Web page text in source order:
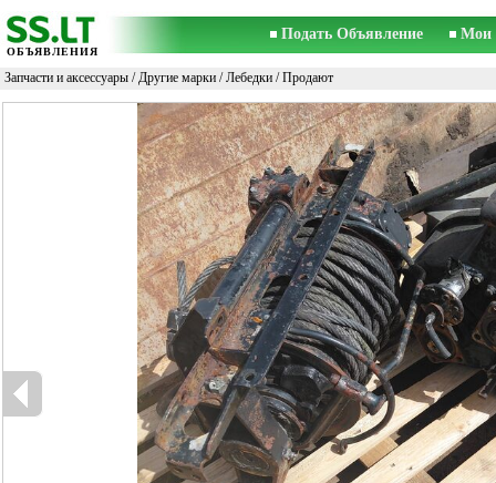
ОБЪЯВЛЕНИЯ
Подать Объявление Мои
Запчасти и аксессуары /Другие марки /Лебедки / Продают